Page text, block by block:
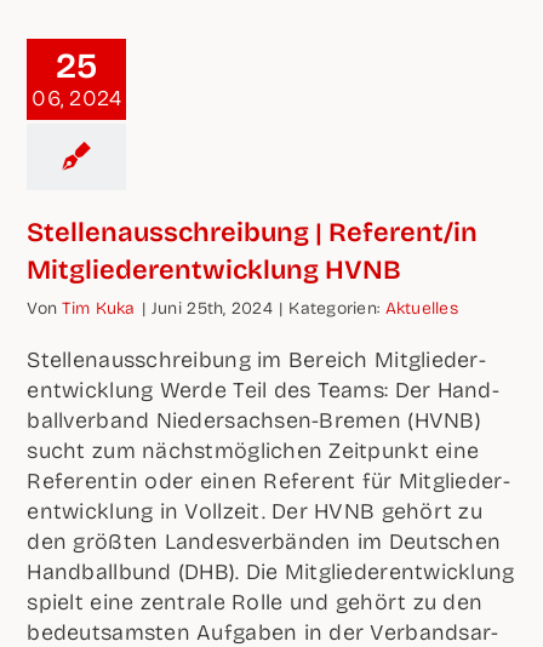
25
06, 2024
Stel­len­aus­schrei­bung | Referent/in
Mit­glie­der­ent­wick­lung HVNB
VonTim Kuka | Juni 25th, 2024 | Kate­go­rien: Aktu­el­les
Stel­len­aus­schrei­bung im Bereich Mit­glie­der­
ent­wick­lung Wer­de Teil des Teams: Der Hand­
ball­ver­band Nie­der­sach­sen-Bre­men (HVNB)
sucht zum nächst­mög­li­chen Zeit­punkt eine
Refe­ren­tin oder einen Refe­rent für Mit­glie­der­
ent­wick­lung in Voll­zeit. Der HVNB gehört zu
den größ­ten Lan­des­ver­bän­den im Deut­schen
Hand­ball­bund (DHB). Die Mit­glie­der­ent­wick­lung
spielt eine zen­tra­le Rol­le und gehört zu den
bedeut­sams­ten Auf­ga­ben in der Ver­bands­ar­